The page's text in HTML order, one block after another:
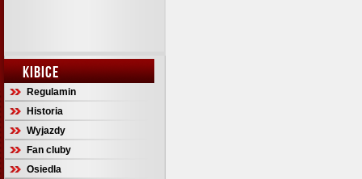
KIBICE
Regulamin
Historia
Wyjazdy
Fan cluby
Osiedla